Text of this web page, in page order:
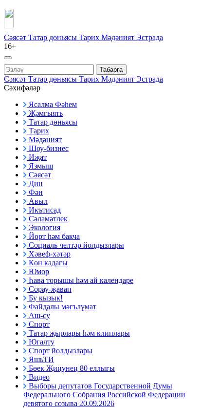
Сәясәт Татар дөньясы Тарих Мәдәният Эстрада
16+
Табарга
Сәясәт Татар дөньясы Тарих Мәдәният Эстрада
Сәхифәләр
Ясалма Фәһем
Җәмгыять
Татар дөньясы
Тарих
Мәдәният
Шоу-бизнес
Иҗат
Язмыш
Сәясәт
Дин
Фән
Авыл
Икътисад
Сәламәтлек
Экология
Йорт һәм бакча
Социаль челтәр йолдызлары
Хәвеф-хәтәр
Көн кадагы
Юмор
Һава торышы һәм ай календаре
Сорау-җавап
Бу кызык!
Файдалы мәгълүмат
Аш-су
Спорт
Татар җырлары һәм клиплары
Югалту
Спорт йолдызлары
ЯшьТИ
Бөек Җиңүнең 80 еллыгы
Видео
Выборы депутатов Государственной Думы
Федерального Собрания Российской Федерации
девятого созыва 20.09.2026